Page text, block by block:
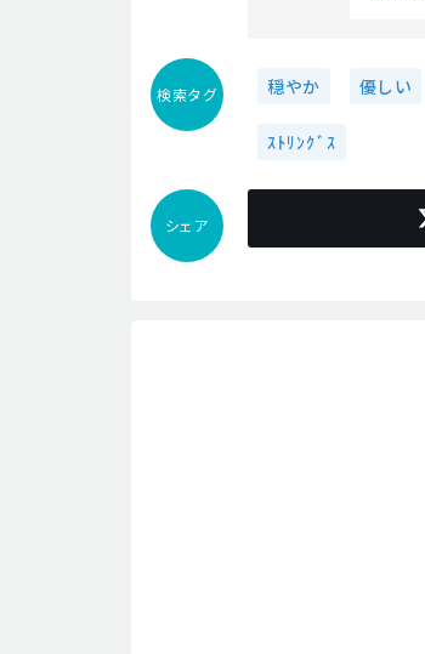
検索タグ 穏やか 優しい
ｽﾄﾘﾝｸﾞｽ
シェア